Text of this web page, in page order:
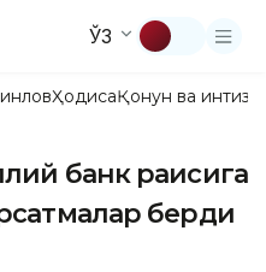
ЎЗ
ҲодисаҚонун ва
банк раисига
берди